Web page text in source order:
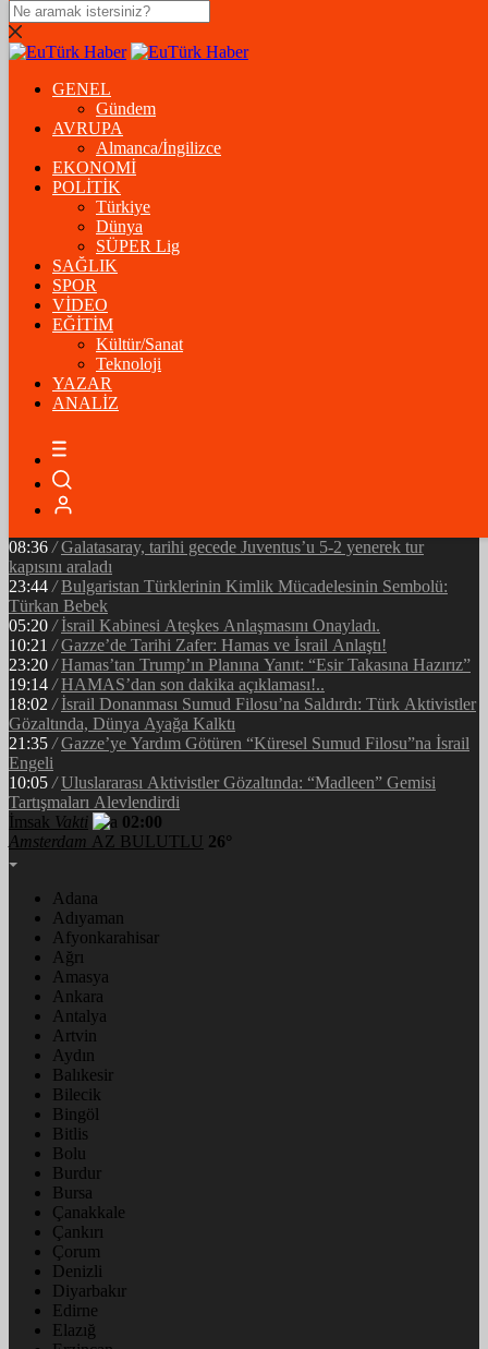
DOLAR
47,5574$% 0.18
EURO
54,8602€% 0.06
STERLİN
% 0.41
GRAM ALTIN
6.175,37%-1,31
ÇEYREK ALTIN
10.093,00%-1,09
BİTCOİN
GENEL
Gündem
AVRUPA
Almanca/İngilizce
EKONOMİ
POLİTİK
Türkiye
Dünya
SÜPER Lig
SAĞLIK
SPOR
VİDEO
EĞİTİM
Kültür/Sanat
Teknoloji
YAZAR
ANALİZ
05:34 / Ramazan’ın Bereketi Yarenler İftarıyla Taçlandı: ‘Birlikte
08:36 / Galatasaray, tarihi gecede Juventus’u 5-2 yenerek tur
kapısını araladı
23:44 / Bulgaristan Türklerinin Kimlik Mücadelesinin Sembolü:
Türkan Bebek
05:20 / İsrail Kabinesi Ateşkes Anlaşmasını Onayladı.
10:21 / Gazze’de Tarihi Zafer: Hamas ve İsrail Anlaştı!
23:20 / Hamas’tan Trump’ın Planına Yanıt: “Esir Takasına Hazırız”
19:14 / HAMAS’dan son dakika açıklaması!..
18:02 / İsrail Donanması Sumud Filosu’na Saldırdı: Türk Aktivistler
Gözaltında, Dünya Ayağa Kalktı
21:35 / Gazze’ye Yardım Götüren “Küresel Sumud Filosu”na İsrail
Engeli
10:05 / Uluslararası Aktivistler Gözaltında: “Madleen” Gemisi
Tartışmaları Alevlendirdi
İmsak Vakti
02:00
Amsterdam AZ BULUTLU 26°
Adana
Adıyaman
Afyonkarahisar
Ağrı
Amasya
Ankara
Antalya
Artvin
Aydın
Balıkesir
Bilecik
Bingöl
Bitlis
Bolu
Burdur
Bursa
Çanakkale
Çankırı
Çorum
Denizli
Diyarbakır
Edirne
Elazığ